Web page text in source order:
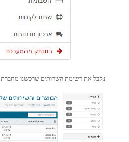
נקבל את רשימת השרותים שרכשנו מחברת Jetla: